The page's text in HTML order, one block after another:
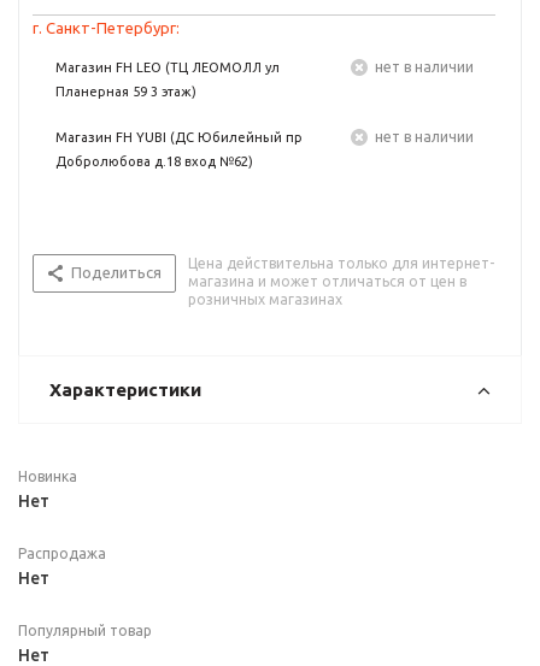
г. Санкт-Петербург:
Магазин FH LEO (ТЦ ЛЕОМОЛЛ ул
Планерная 59 3 этаж)
Нет в наличии
Магазин FH YUBI (ДС Юбилейный пр
Добролюбова д.18 вход №62)
Нет в наличии
Поделиться
Цена действительна только для интернет-
магазина и может отличаться от цен в
розничных магазинах
Характеристики
Новинка
Нет
Распродажа
Нет
Популярный товар
Нет